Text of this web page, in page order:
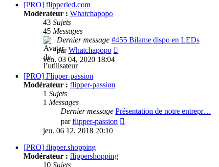
[PRO] flipperled.com
Modérateur : Whatchapopo
43 Sujets
45 Messages
Dernier message #455 Bilame dispo en LEDs
parWhatchapopo
ven. 03 04, 2020 18:04
[PRO] Flipper-passion
Modérateur : flipper-passion
1 Sujets
1 Messages
Dernier message Présentation de notre entrepr…
parflipper-passion
jeu. 06 12, 2018 20:10
[PRO] flipper.shopping
Modérateur : flippershopping
10 Sujets